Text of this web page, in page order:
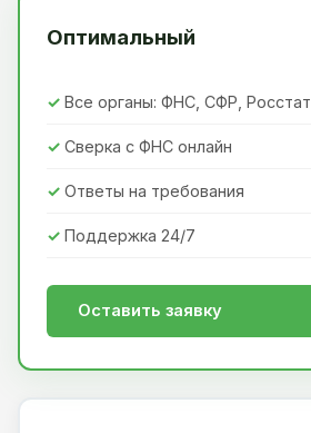
Оптимальный
Все органы: ФНС, СФР, Росстат
Сверка с ФНС онлайн
Ответы на требования
Поддержка 24/7
Оставить заявку